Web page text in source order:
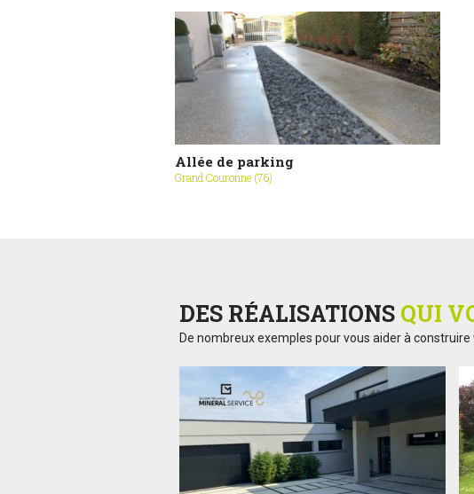
Allée de parking
Grand Couronne (76)
DES RÉALISATIONS QUI
De nombreux exemples pour vous aider à construire